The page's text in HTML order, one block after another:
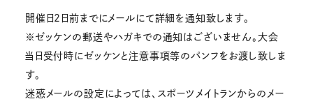
開催日2日前までにメールにて詳細を通知致します。
※ゼッケンの郵送やハガキでの通知はございません。大会
当日受付時にゼッケンと注意事項等のパンフをお渡し致しま
す。
迷惑メールの設定によっては、スポーツメイトランからのメー